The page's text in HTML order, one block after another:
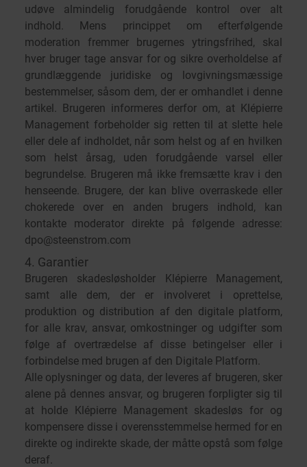
udøve almindelig forudgående kontrol over alt
indhold. Mens princippet om efterfølgende
moderation fremmer brugernes ytringsfrihed, skal
hver bruger tage ansvar for og sikre overholdelse af
grundlæggende juridiske og lovgivningsmæssige
bestemmelser, såsom dem, der er omhandlet i denne
artikel. Brugeren informeres derfor om, at Klépierre
Management forbeholder sig retten til at slette hele
eller dele af indholdet, når som helst og af en hvilken
som helst årsag, uden forudgående varsel eller
begrundelse. Brugeren må ikke fremsætte krav i den
henseende. Brugere, der kan blive overraskede eller
chokerede over en anden brugers indhold, kan
kontakte moderator direkte på følgende adresse:
dpo@steenstrom.com
4. Garantier
Brugeren skadesløsholder Klépierre Management,
samt alle dem, der er involveret i oprettelse,
produktion og distribution af den digitale platform,
for alle krav, ansvar, omkostninger og udgifter som
følge af overtrædelse af disse betingelser eller i
forbindelse med brugen af den Digitale Platform.
Alle oplysninger og data, der leveres af brugeren, sker
alene på dennes ansvar, og brugeren forpligter sig til
at holde Klépierre Management skadesløs for og
kompensere disse i overensstemmelse hermed for en
direkte og indirekte skade, der måtte opstå som følge
deraf.